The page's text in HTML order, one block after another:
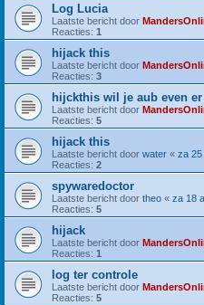
Log Lucia
Laatste bericht door
Reacties: 1
hijack this
Laatste bericht door
Reacties: 3
hijckthis wil je aub even
Laatste bericht door
Reacties: 5
hijack this
Laatste bericht door water « za 25
Reacties: 2
spywaredoctor
Laatste bericht door theo « za 18
Reacties: 5
hijack
Laatste bericht door
Reacties: 1
log ter controle
Laatste bericht door
Reacties: 5